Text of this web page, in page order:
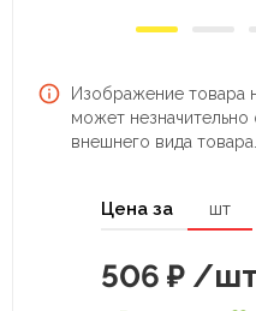
Изображение товара
может незначительно
внешнего вида товара.
Цена за шт
506 ₽ /шт